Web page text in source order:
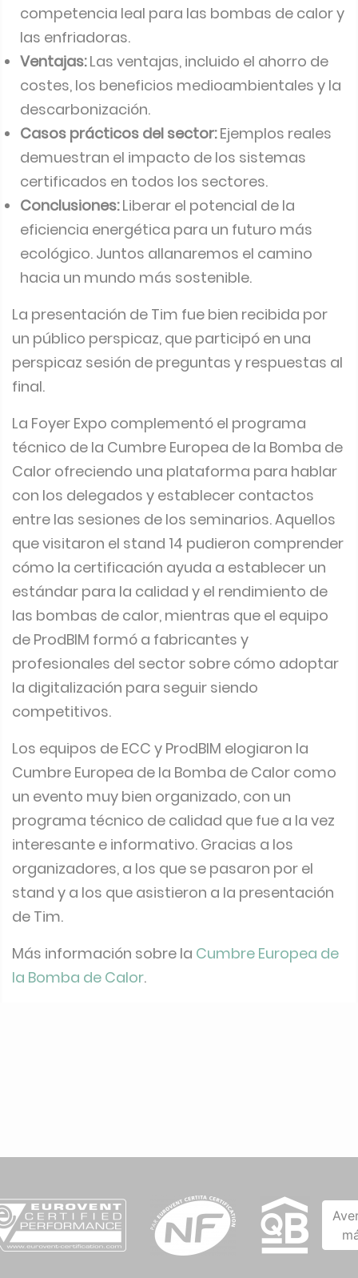
competencia leal para las bombas de calor y
las enfriadoras.
Ventajas:Las ventajas, incluido el ahorro de
costes, los beneficios medioambientales y la
descarbonización.
Casos prácticos del sector:Ejemplos reales
demuestran el impacto de los sistemas
certificados en todos los sectores.
Conclusiones:Liberar el potencial de la
eficiencia energética para un futuro más
ecológico. Juntos allanaremos el camino
hacia un mundo más sostenible.
La presentación de Tim fue bien recibida por
un público perspicaz, que participó en una
perspicaz sesión de preguntas y respuestas al
final.
La Foyer Expo complementó el programa
técnico de la Cumbre Europea de la Bomba de
Calor ofreciendo una plataforma para hablar
con los delegados y establecer contactos
entre las sesiones de los seminarios. Aquellos
que visitaron el stand 14 pudieron comprender
cómo la certificación ayuda a establecer un
estándar para la calidad y el rendimiento de
las bombas de calor, mientras que el equipo
de ProdBIM formó a fabricantes y
profesionales del sector sobre cómo adoptar
la digitalización para seguir siendo
competitivos.
Los equipos de ECC y ProdBIM elogiaron la
Cumbre Europea de la Bomba de Calor como
un evento muy bien organizado, con un
programa técnico de calidad que fue a la vez
interesante e informativo. Gracias a los
organizadores, a los que se pasaron por el
stand y a los que asistieron a la presentación
de Tim.
Más información sobre la Cumbre Europea de
la Bomba de Calor.